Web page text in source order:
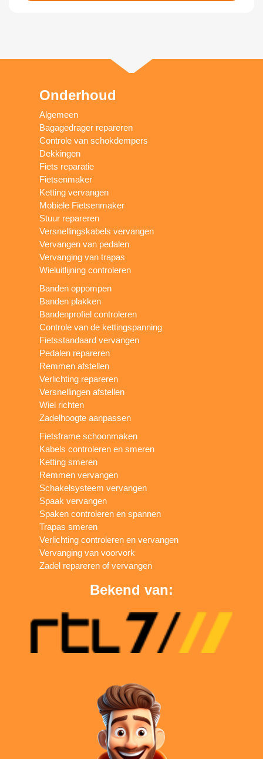
Onderhoud
Algemeen
Bagagedrager repareren
Controle van schokdempers
Dekkingen
Fiets reparatie
Fietsenmaker
Ketting vervangen
Mobiele Fietsenmaker
Stuur repareren
Versnellingskabels vervangen
Vervangen van pedalen
Vervanging van trapas
Wieluitlijning controleren
Banden oppompen
Banden plakken
Bandenprofiel controleren
Controle van de kettingspanning
Fietsstandaard vervangen
Pedalen repareren
Remmen afstellen
Verlichting repareren
Versnellingen afstellen
Wiel richten
Zadelhoogte aanpassen
Fietsframe schoonmaken
Kabels controleren en smeren
Ketting smeren
Remmen vervangen
Schakelsysteem vervangen
Spaak vervangen
Spaken controleren en spannen
Trapas smeren
Verlichting controleren en vervangen
Vervanging van voorvork
Zadel repareren of vervangen
Bekend van: